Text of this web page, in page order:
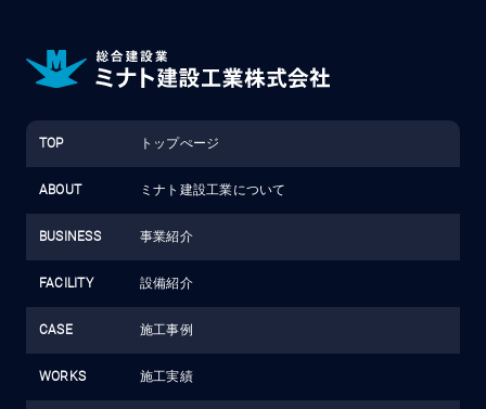
TOP トップぺージ
ABOUT ミナト建設工業について
BUSINESS 事業紹介
FACILITY 設備紹介
CASE 施工事例
WORKS 施工実績